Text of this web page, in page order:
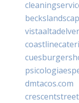
dmtacos.com